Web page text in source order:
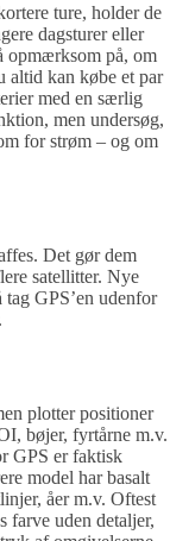
ture, holder de
dagsturer eller
opmærksom på, om
altid kan købe et par
med en særlig
men undersøg,
for strøm – og om
Det gør dem
satellitter. Nye
GPS’en udenfor
plotter positioner
bøjer, fyrtårne m.v.
GPS er faktisk
model har basalt
åer m.v. Oftest
farve uden detaljer,